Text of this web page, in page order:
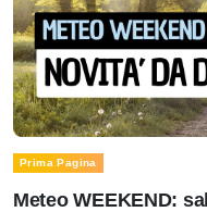
Prima Pagina
Meteo WEEKEND: